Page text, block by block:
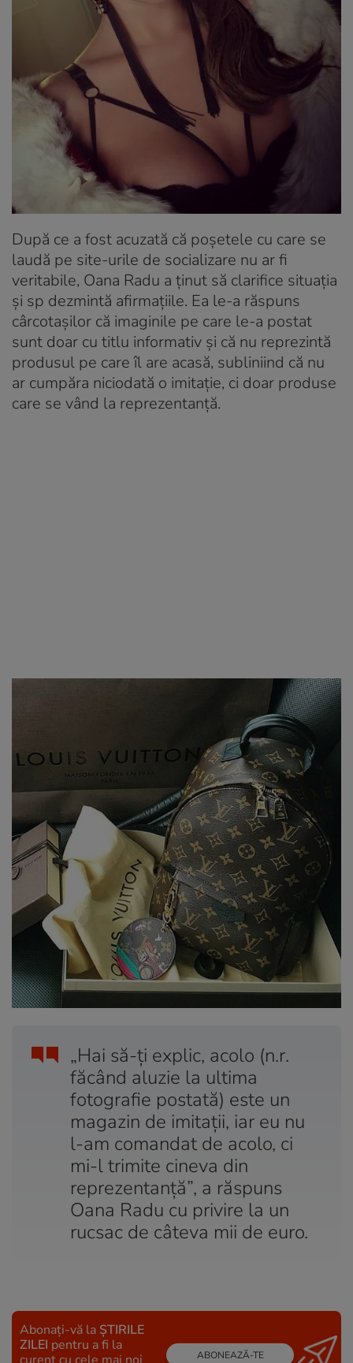
După ce a fost acuzată că poșetele cu care se
laudă pe site-urile de socializare nu ar fi
veritabile, Oana Radu a ținut să clarifice situația
și sp dezmintă afirmațiile. Ea le-a răspuns
cârcotașilor că imaginile pe care le-a postat
sunt doar cu titlu informativ și că nu reprezintă
produsul pe care îl are acasă, subliniind că nu
ar cumpăra niciodată o imitație, ci doar produse
care se vând la reprezentanță.
„Hai să-ți explic, acolo (n.r.
făcând aluzie la ultima
fotografie postată) este un
magazin de imitații, iar eu nu
l-am comandat de acolo, ci
mi-l trimite cineva din
reprezentanță”, a răspuns
Oana Radu cu privire la un
rucsac de câteva mii de euro.
Abonați-vă la ȘTIRILE
ZILEI pentru a fi la
ABONEAZĂ-TE